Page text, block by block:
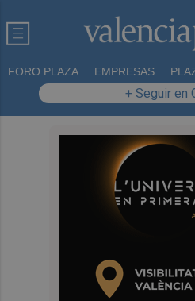
FORO PLAZA EMPRESAS
+ Seguir en